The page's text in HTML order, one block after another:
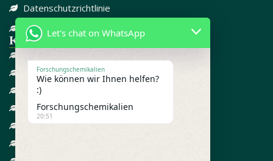
Datenschutzrichtlinie
Kontaktieren Sie uns
Kategorie-Links
SCHMERZMITTEL
CBD
FORSCHUNGSCHEMIKALIEN
GEGEN ANGST
Let's chat on WhatsApp
Forschungschemikalien
Wie können wir Ihnen helfen?
:)
Forschungschemikalien
20:51